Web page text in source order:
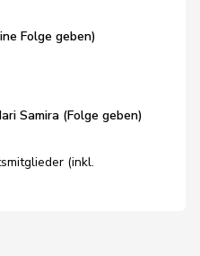
Folge geben)
Samira (Folge geben)
(inkl.